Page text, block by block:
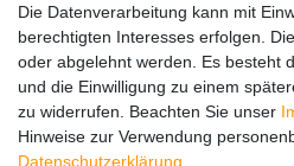
Registrieren
Wir versenden mit
Die Datenverarbeitung kann mit
berechtigten Interesses erfolgen.
oder abgelehnt werden. Es besteht
und die Einwilligung zu einem
zu widerrufen. Beachten Sie unser
Hinweise zur Verwendung
Daten­schutz­erklärung